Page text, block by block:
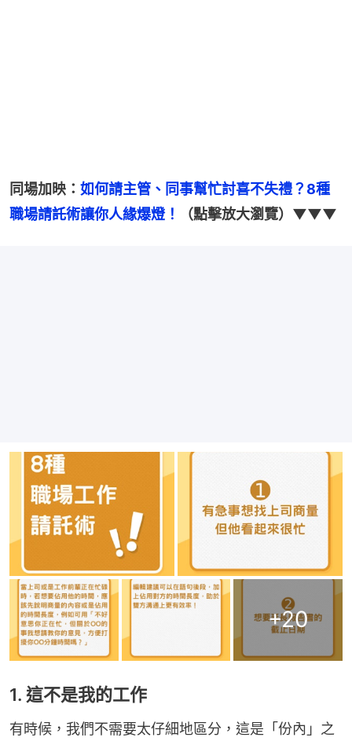
同場加映： 如何請主管、同事幫忙討喜不失禮？8種
職場請託術讓你人緣爆燈！
（點擊放大瀏覽）▼▼▼
+20
1. 這不是我的工作
有時候，我們不需要太仔細地區分，這是「份內」之